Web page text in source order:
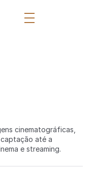
cinematográficas,
até a
e streaming.